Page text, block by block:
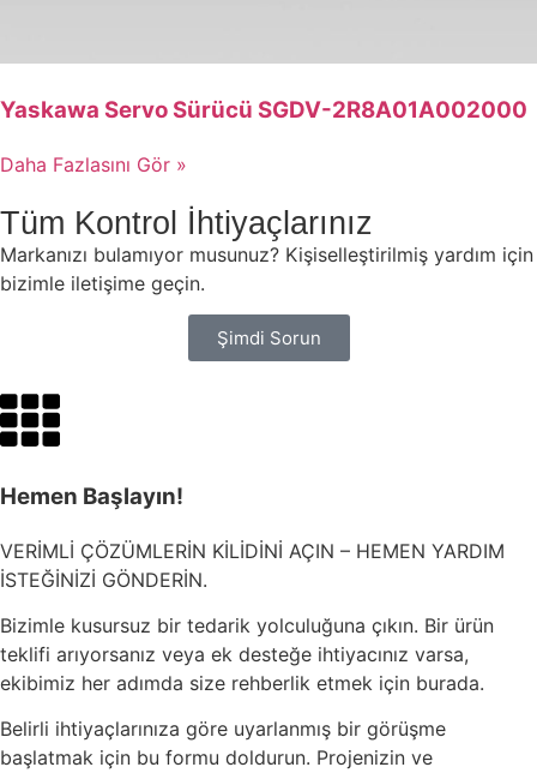
Yaskawa Servo Sürücü SGDV-2R8A01A002000
Daha Fazlasını Gör »
Tüm Kontrol İhtiyaçlarınız
Markanızı bulamıyor musunuz? Kişiselleştirilmiş yardım için
bizimle iletişime geçin.
Şimdi Sorun
Hemen Başlayın!
VERİMLİ ÇÖZÜMLERİN KİLİDİNİ AÇIN – HEMEN YARDIM
İSTEĞİNİZİ GÖNDERİN.
Bizimle kusursuz bir tedarik yolculuğuna çıkın. Bir ürün
teklifi arıyorsanız veya ek desteğe ihtiyacınız varsa,
ekibimiz her adımda size rehberlik etmek için burada.
Belirli ihtiyaçlarınıza göre uyarlanmış bir görüşme
başlatmak için bu formu doldurun. Projenizin ve